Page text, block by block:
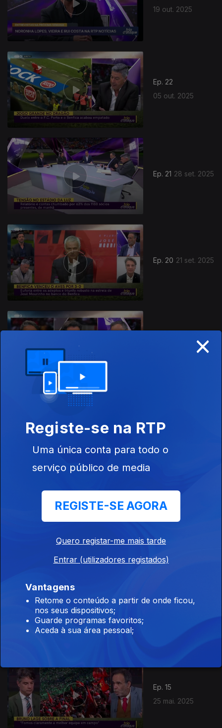
19 out. 2025
Ep. 22
05 out. 2025
Ep. 21 28 set. 2025
Ep. 20 21 set. 2025
876956
14 set. 2025
Ep. 18
31 jul. 2025
Ep. 16 01 jun. 2025
Ep. 15
25 mai. 2025
×
Registe-se na RTP
Uma única conta para todo o
serviço público de media
REGISTE-SE AGORA
Quero registar-me mais tarde
Entrar (utilizadores registados)
Vantagens
Retome o conteúdo a partir de onde ficou,
nos seus dispositivos;
Guarde programas favoritos;
Aceda à sua área pessoal;